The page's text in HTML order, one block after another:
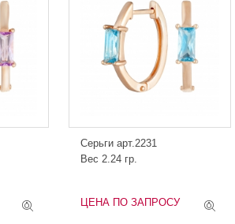
Серьги арт.2231
Вес 2.24 гр.
ЦЕНА ПО ЗАПРОСУ